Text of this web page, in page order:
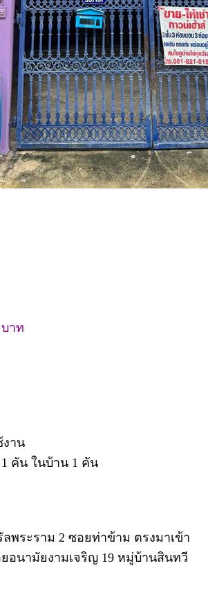
บาท
าน
คัน ในบ้าน 1 คัน
พระราม 2 ซอยท่าข้าม ตรงมาเข้า
อนามัยงามเจริญ 19 หมู่บ้านสินทวี